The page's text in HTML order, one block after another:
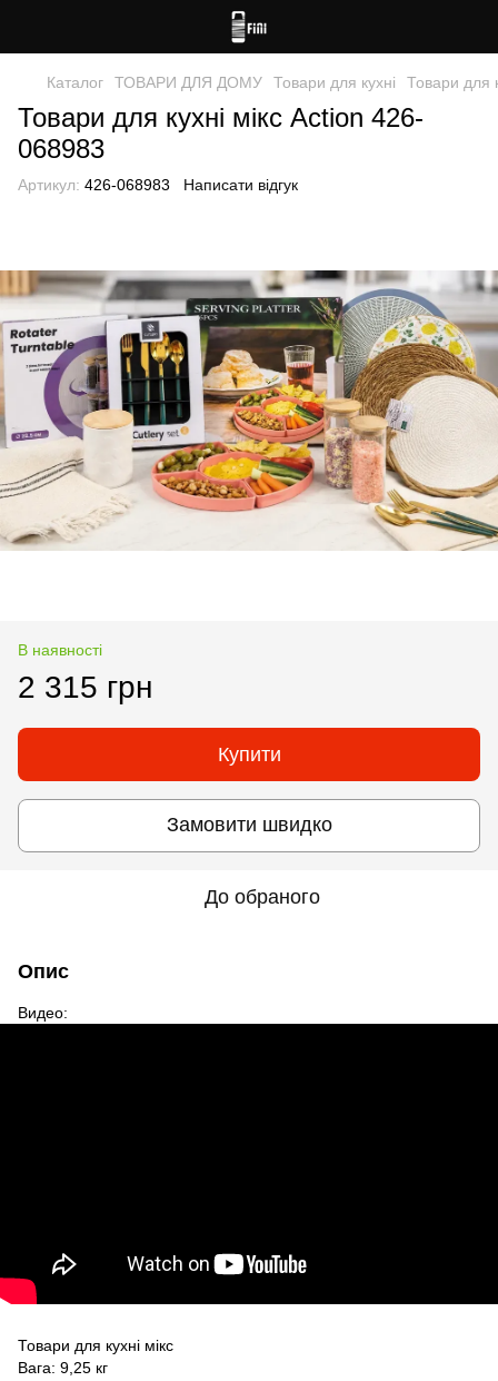
Каталог ТОВАРИ ДЛЯ ДОМУ Товари для кухні Товари для
Товари для кухні мікс Action 426-
068983
Артикул: 426-068983 Написати відгук
В наявності
2 315 грн
Купити
Замовити швидко
До обраного
Опис
Видео:
Товари для кухні мікс
Вага: 9,25 кг